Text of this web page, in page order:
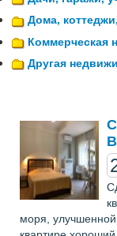
Дома,
Коммерческая
Другая
моря,